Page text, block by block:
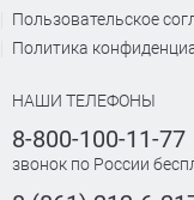
Пользовательское
Политика
НАШИ ТЕЛЕФОНЫ
8-800-100-11-77
звонок по России